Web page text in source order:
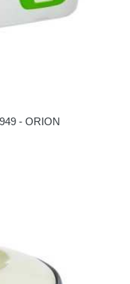
- ORION